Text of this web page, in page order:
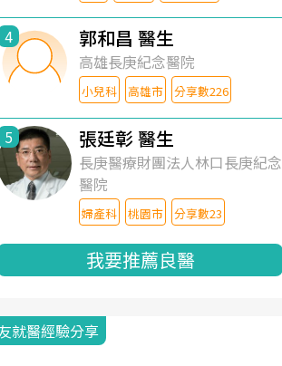
4 郭和昌 醫生
高雄長庚紀念醫院
小兒科 高雄市 分享數226
5 張廷彰 醫生
長庚醫療財團法人林口長庚紀念
醫院
婦產科 桃園市 分享數23
我要推薦良醫
就醫經驗分享